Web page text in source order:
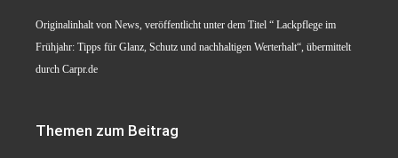
Originalinhalt von News, veröffentlicht unter dem Titel “ Lackpflege im
Frühjahr: Tipps für Glanz, Schutz und nachhaltigen Werterhalt“, übermittelt
durch Carpr.de
Themen zum Beitrag